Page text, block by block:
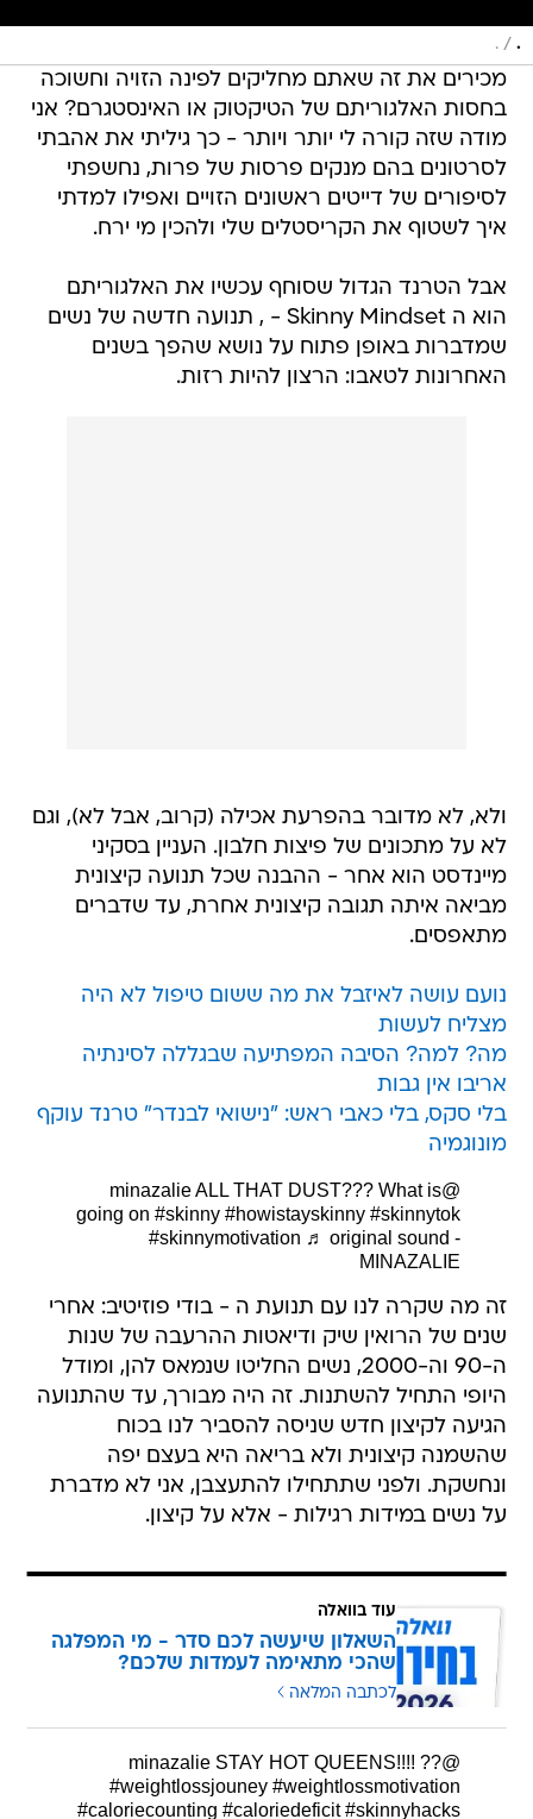
.
/
.
מכירים את זה שאתם מחליקים לפינה הזויה וחשוכה
בחסות האלגוריתם של הטיקטוק או האינסטגרם? אני
מודה שזה קורה לי יותר ויותר - כך גיליתי את אהבתי
לסרטונים בהם מנקים פרסות של פרות, נחשפתי
לסיפורים של דייטים ראשונים הזויים ואפילו למדתי
איך לשטוף את הקריסטלים שלי ולהכין מי ירח.
אבל הטרנד הגדול שסוחף עכשיו את האלגוריתם
הוא ה Skinny Mindset - , תנועה חדשה של נשים
שמדברות באופן פתוח על נושא שהפך בשנים
האחרונות לטאבו: הרצון להיות רזות.
ולא, לא מדובר בהפרעת אכילה (קרוב, אבל לא), וגם
לא על מתכונים של פיצות חלבון. העניין בסקיני
מיינדסט הוא אחר - ההבנה שכל תנועה קיצונית
מביאה איתה תגובה קיצונית אחרת, עד שדברים
מתאפסים.
נועם עושה לאיזבל את מה ששום טיפול לא היה
מצליח לעשות
מה? למה? הסיבה המפתיעה שבגללה לסינתיה
אריבו אין גבות
בלי סקס, בלי כאבי ראש: "נישואי לבנדר" טרנד עוקף
מונוגמיה
@minazalie
ALL THAT DUST??? What is
going on #skinny #howistayskinny #skinnytok
#skinnymotivation ♬ original sound -
MINAZALIE
זה מה שקרה לנו עם תנועת ה - בודי פוזיטיב: אחרי
שנים של הרואין שיק ודיאטות ההרעבה של שנות
ה-90 וה-2000, נשים החליטו שנמאס להן, ומודל
היופי התחיל להשתנות. זה היה מבורך, עד שהתנועה
הגיעה לקיצון חדש שניסה להסביר לנו בכוח
שהשמנה קיצונית ולא בריאה היא בעצם יפה
ונחשקת. ולפני שתתחילו להתעצבן, אני לא מדברת
על נשים במידות רגילות - אלא על קיצון.
עוד בוואלה
השאלון שיעשה לכם סדר - מי המפלגה
שהכי מתאימה לעמדות שלכם?
לכתבה המלאה
@minazalie
STAY HOT QUEENS!!!! ??
#weightlossjouney #weightlossmotivation
#caloriecounting #caloriedeficit #skinnyhacks